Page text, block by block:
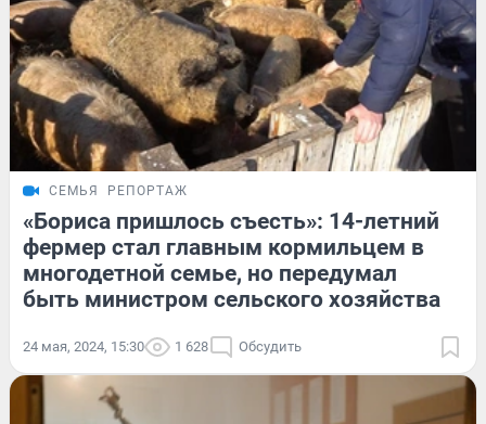
СЕМЬЯ РЕПОРТАЖ
«Бориса пришлось съесть»: 14-летний
фермер стал главным кормильцем в
многодетной семье, но передумал
быть министром сельского хозяйства
24 мая, 2024, 15:30 1 628 Обсудить